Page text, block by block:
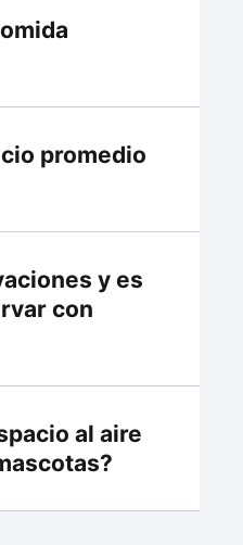
promedio
y es
con
al aire